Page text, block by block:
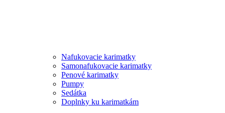
Nafukovacie karimatky
Samonafukovacie karimatky
Penové karimatky
Pumpy
Sedátka
Doplnky ku karimatkám